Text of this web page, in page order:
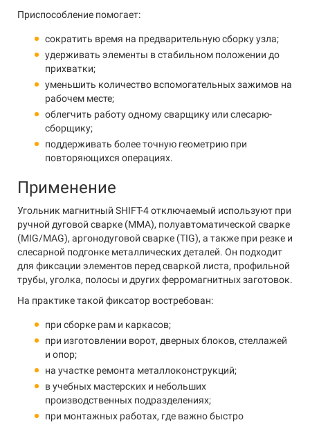
Приспособление помогает:
сократить время на предварительную сборку узла;
удерживать элементы в стабильном положении до
прихватки;
уменьшить количество вспомогательных зажимов на
рабочем месте;
облегчить работу одному сварщику или слесарю-
сборщику;
поддерживать более точную геометрию при
повторяющихся операциях.
Применение
Угольник магнитный SHIFT-4 отключаемый используют при
ручной дуговой сварке (MMA), полуавтоматической сварке
(MIG/MAG), аргонодуговой сварке (TIG), а также при резке и
слесарной подгонке металлических деталей. Он подходит
для фиксации элементов перед сваркой листа, профильной
трубы, уголка, полосы и других ферромагнитных заготовок.
На практике такой фиксатор востребован:
при сборке рам и каркасов;
при изготовлении ворот, дверных блоков, стеллажей
и опор;
на участке ремонта металлоконструкций;
в учебных мастерских и небольших
производственных подразделениях;
при монтажных работах, где важно быстро